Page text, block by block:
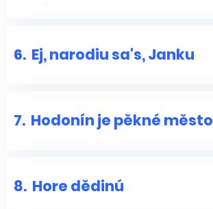
6. Ej, narodiu sa's, Janku
7. Hodonín je pěkné město
8. Hore dědinú